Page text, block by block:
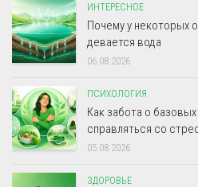
ИНТЕРЕСНОЕ
Почему у некоторых
девается вода
06.08.2026
ПСИХОЛОГИЯ
Как забота о
справляться со
05.08.2026
ЗДОРОВЬЕ